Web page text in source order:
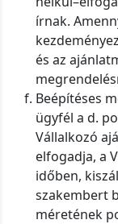
írnak.
és az
Beépítéses
ügyfél a d.
Vállalkozó
elfogadja, a
időben,
szakembert
méretének